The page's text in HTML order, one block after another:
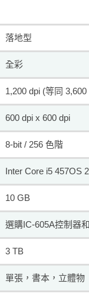
落地型
全彩
1,200 dpi (等同
600 dpi x 600 dpi
8-bit / 256 色階
Inter Core i5 457OS
10 GB
選購IC-605A控制器
3 TB
單張，書本，立體物